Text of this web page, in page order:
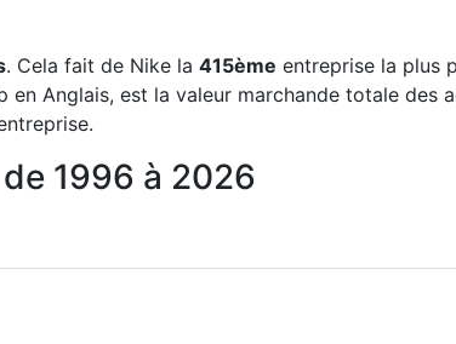
. Cela fait de Nike la 415ème entreprise la plus
Anglais, est la valeur marchande totale des
1996 à 2026